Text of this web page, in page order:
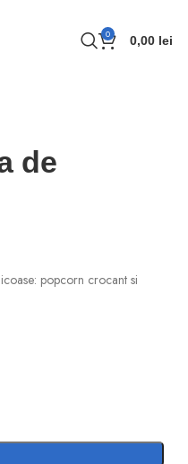
0 0,00 lei
de
popcorn crocant si